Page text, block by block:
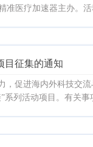
准医疗加速器主办。
目征集的通知
，促进海内外科技交
系列活动项目。有关